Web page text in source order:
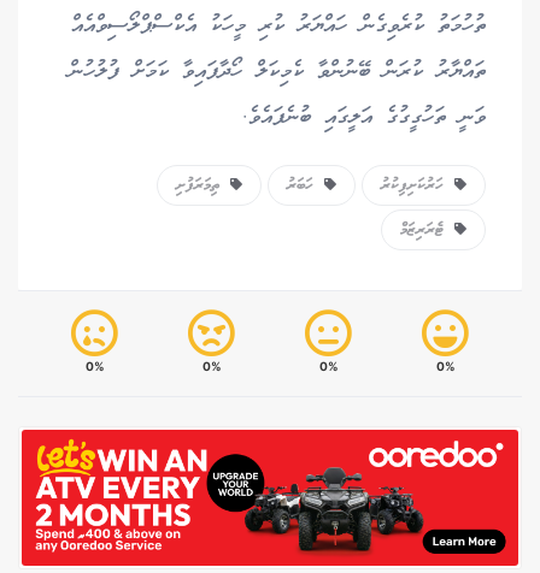
ތުހުމަތު ކުރެވިގެން ހައްޔަރު ކުރި މީހަކު އެކްސްޕްލޯސިވްއެއް
ތައްޔާރު ކުރަން ބޭނުންވާ ކެމިކަލް ހޯދާފައިވާ ކަމަށް ފުލުހުން
ވަނީ ތަހުގީގުގެ އަލީގައި ބުނެފައެވެ.
ހަރުކަށިފިކުރު ހަބަރު
ތިމަރަފުށި
ޓެރަރިޒަމް
0%
0%
0%
0%